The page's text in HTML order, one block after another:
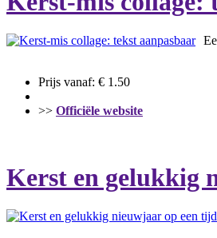
Prijs vanaf: € 1.50
>> Officiële website
Kerst en gelukkig